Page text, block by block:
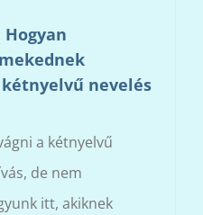
nevelés
a kétnyelvű
de nem
itt, akiknek